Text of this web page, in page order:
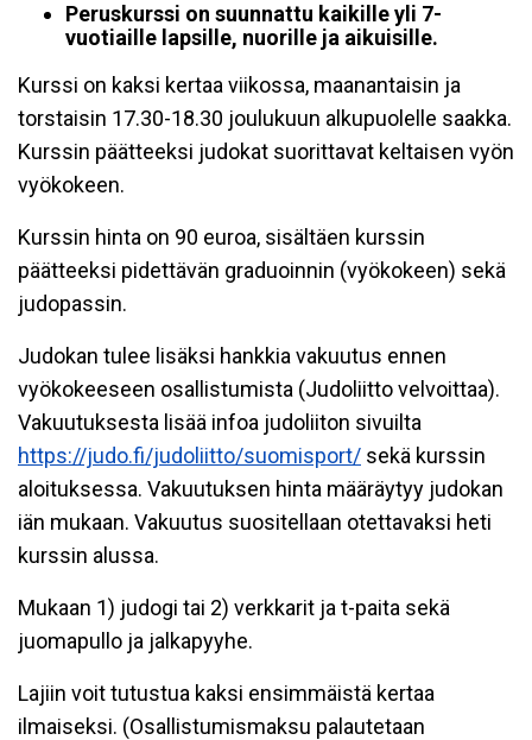
Peruskurssi on suunnattu kaikille yli 7-
vuotiaille lapsille, nuorille ja aikuisille.
Kurssi on kaksi kertaa viikossa, maanantaisin ja
torstaisin 17.30-18.30 joulukuun alkupuolelle saakka.
Kurssin päätteeksi judokat suorittavat keltaisen vyön
vyökokeen.
Kurssin hinta on 90 euroa, sisältäen kurssin
päätteeksi pidettävän graduoinnin (vyökokeen) sekä
judopassin.
Judokan tulee lisäksi hankkia vakuutus ennen
vyökokeeseen osallistumista (Judoliitto velvoittaa).
Vakuutuksesta lisää infoa judoliiton sivuilta
https://judo.fi/judoliitto/suomisport/ sekä kurssin
aloituksessa. Vakuutuksen hinta määräytyy judokan
iän mukaan. Vakuutus suositellaan otettavaksi heti
kurssin alussa.
Mukaan 1) judogi tai 2) verkkarit ja t-paita sekä
juomapullo ja jalkapyyhe.
Lajiin voit tutustua kaksi ensimmäistä kertaa
ilmaiseksi. (Osallistumismaksu palautetaan